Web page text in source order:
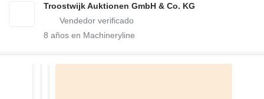
Troostwijk Auktionen GmbH & Co. KG
8 años en Machineryline